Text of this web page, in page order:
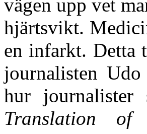
vägen upp vet
hjärtsvikt.
en infarkt. Detta
journalisten
hur
Translation of